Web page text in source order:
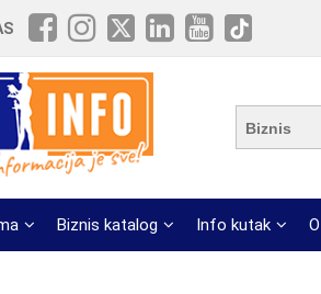
Biznis
Biznis katalog Info kutak